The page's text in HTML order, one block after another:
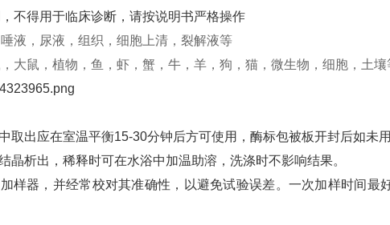
不得用于临床诊断，请按说明书严格操作
液，尿液，组织，细胞上清，裂解液等
，大鼠，植物，鱼，虾，蟹，牛，羊，狗，猫，微生物，细胞，土壤
取出应在室温平衡15-30分钟后方可使用，酶标包被板开封后如未
晶析出，稀释时可在水浴中加温助溶，洗涤时不影响结果。
样器，并经常校对其准确性，以避免试验误差。一次加样时间最